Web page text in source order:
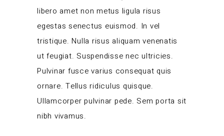
libero amet non metus ligula risus
egestas senectus euismod. In vel
tristique. Nulla risus aliquam venenatis
ut feugiat. Suspendisse nec ultricies.
Pulvinar fusce varius consequat quis
ornare. Tellus ridiculus quisque.
Ullamcorper pulvinar pede. Sem porta sit
nibh vivamus.